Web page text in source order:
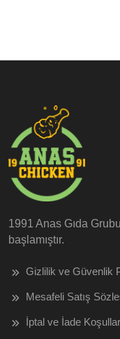
1991 Anas Gıda
başlamıştır.
Gizlilik ve Güvenlik
Mesafeli Satış
İptal ve İade